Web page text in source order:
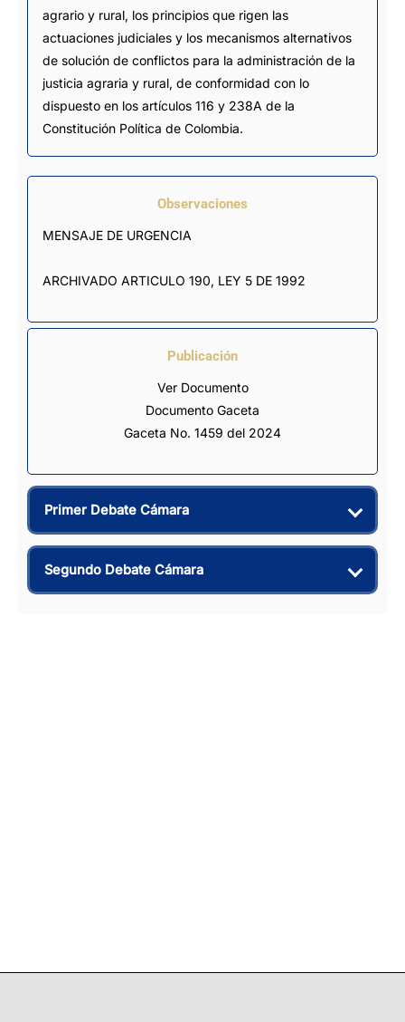
agrario y rural, los principios que rigen las
actuaciones judiciales y los mecanismos alternativos
de solución de conflictos para la administración de la
justicia agraria y rural, de conformidad con lo
dispuesto en los artículos 116 y 238A de la
Constitución Política de Colombia.
Observaciones
MENSAJE DE URGENCIA
ARCHIVADO ARTICULO 190, LEY 5 DE 1992
Publicación
Ver Documento
Documento Gaceta
Gaceta No. 1459 del 2024
Primer Debate Cámara
Segundo Debate Cámara